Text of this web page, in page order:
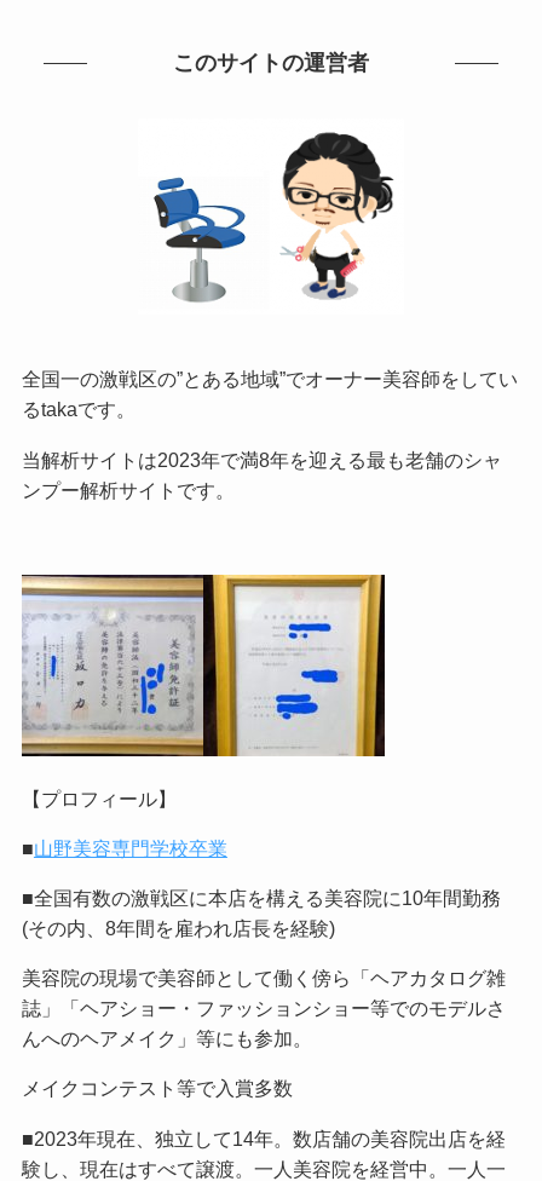
このサイトの運営者
全国一の激戦区の”とある地域”でオーナー美容師をしてい
るtakaです。
当解析サイトは2023年で満8年を迎える最も老舗のシャ
ンプー解析サイトです。
【プロフィール】
■山野美容専門学校卒業
■全国有数の激戦区に本店を構える美容院に10年間勤務
(その内、8年間を雇われ店長を経験)
美容院の現場で美容師として働く傍ら「ヘアカタログ雑
誌」「ヘアショー・ファッションショー等でのモデルさ
んへのヘアメイク」等にも参加。
メイクコンテスト等で入賞多数
■2023年現在、独立して14年。数店舗の美容院出店を経
験し、現在はすべて譲渡。一人美容院を経営中。一人一